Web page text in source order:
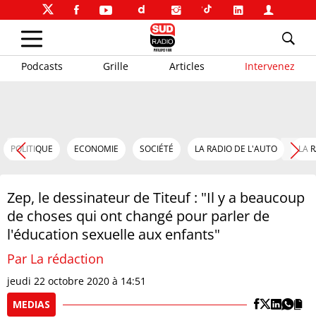
Podcasts Grille Articles Intervenez
POLITIQUE ECONOMIE SOCIÉTÉ LA RADIO DE L'AUTO LA
Zep, le dessinateur de Titeuf : "Il y a beaucoup
de choses qui ont changé pour parler de
l'éducation sexuelle aux enfants"
Par La rédaction
jeudi 22 octobre 2020 à 14:51
MEDIAS